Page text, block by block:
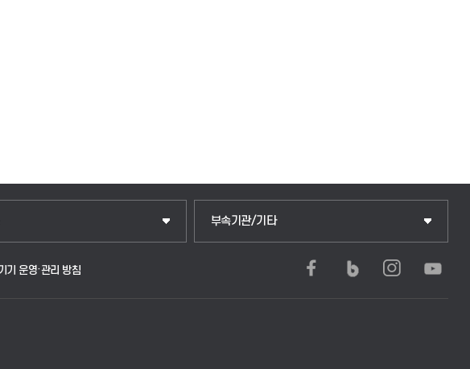
부속기관/기타
중앙도서관
기 운영·관리 방침